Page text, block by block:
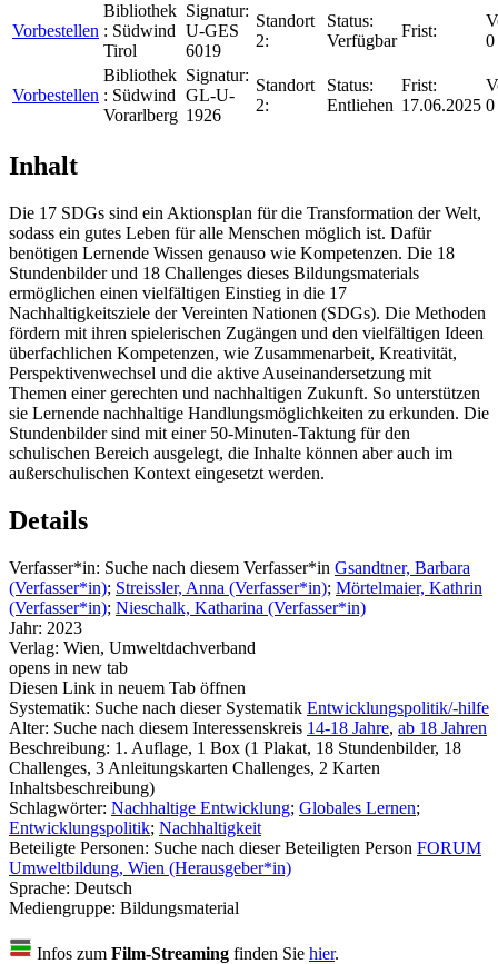
Vorbestellen
Bibliothek
: Südwind
Tirol
Signatur:
U-GES
6019
Standort
2:
Status:
Verfügbar
Frist:
0
Vorbestellen
Bibliothek
: Südwind
Vorarlberg
Signatur:
GL-U-
1926
Standort
2:
Status:
Entliehen
Frist:
17.06.2025 0
Inhalt
Die 17 SDGs sind ein Aktionsplan für die Transformation der Welt,
sodass ein gutes Leben für alle Menschen möglich ist. Dafür
benötigen Lernende Wissen genauso wie Kompetenzen. Die 18
Stundenbilder und 18 Challenges dieses Bildungsmaterials
ermöglichen einen vielfältigen Einstieg in die 17
Nachhaltigkeitsziele der Vereinten Nationen (SDGs). Die Methoden
fördern mit ihren spielerischen Zugängen und den vielfältigen Ideen
überfachlichen Kompetenzen, wie Zusammenarbeit, Kreativität,
Perspektivenwechsel und die aktive Auseinandersetzung mit
Themen einer gerechten und nachhaltigen Zukunft. So unterstützen
sie Lernende nachhaltige Handlungsmöglichkeiten zu erkunden. Die
Stundenbilder sind mit einer 50-Minuten-Taktung für den
schulischen Bereich ausgelegt, die Inhalte können aber auch im
außerschulischen Kontext eingesetzt werden.
Details
Verfasser*in: Suche nach diesem Verfasser*in Gsandtner, Barbara
(Verfasser*in); Streissler, Anna (Verfasser*in); Mörtelmaier, Kathrin
(Verfasser*in); Nieschalk, Katharina (Verfasser*in)
Jahr: 2023
Verlag: Wien, Umweltdachverband
opens in new tab
Diesen Link in neuem Tab öffnen
Systematik: Suche nach dieser Systematik Entwicklungspolitik/-hilfe
Alter: Suche nach diesem Interessenskreis 14-18 Jahre, ab 18 Jahren
Beschreibung: 1. Auflage, 1 Box (1 Plakat, 18 Stundenbilder, 18
Challenges, 3 Anleitungskarten Challenges, 2 Karten
Inhaltsbeschreibung)
Schlagwörter: Nachhaltige Entwicklung; Globales Lernen;
Entwicklungspolitik; Nachhaltigkeit
Beteiligte Personen: Suche nach dieser Beteiligten Person FORUM
Umweltbildung, Wien (Herausgeber*in)
Sprache: Deutsch
Mediengruppe: Bildungsmaterial
Infos zum Film-Streaming finden Sie hier.